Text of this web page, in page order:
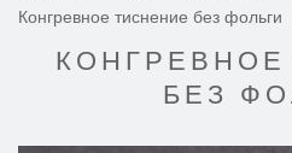
Конгревное тиснение без фольги
БЕЗ